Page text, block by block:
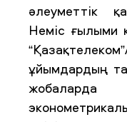
әлеуметтік
Неміс ғылыми
ұйымдардың